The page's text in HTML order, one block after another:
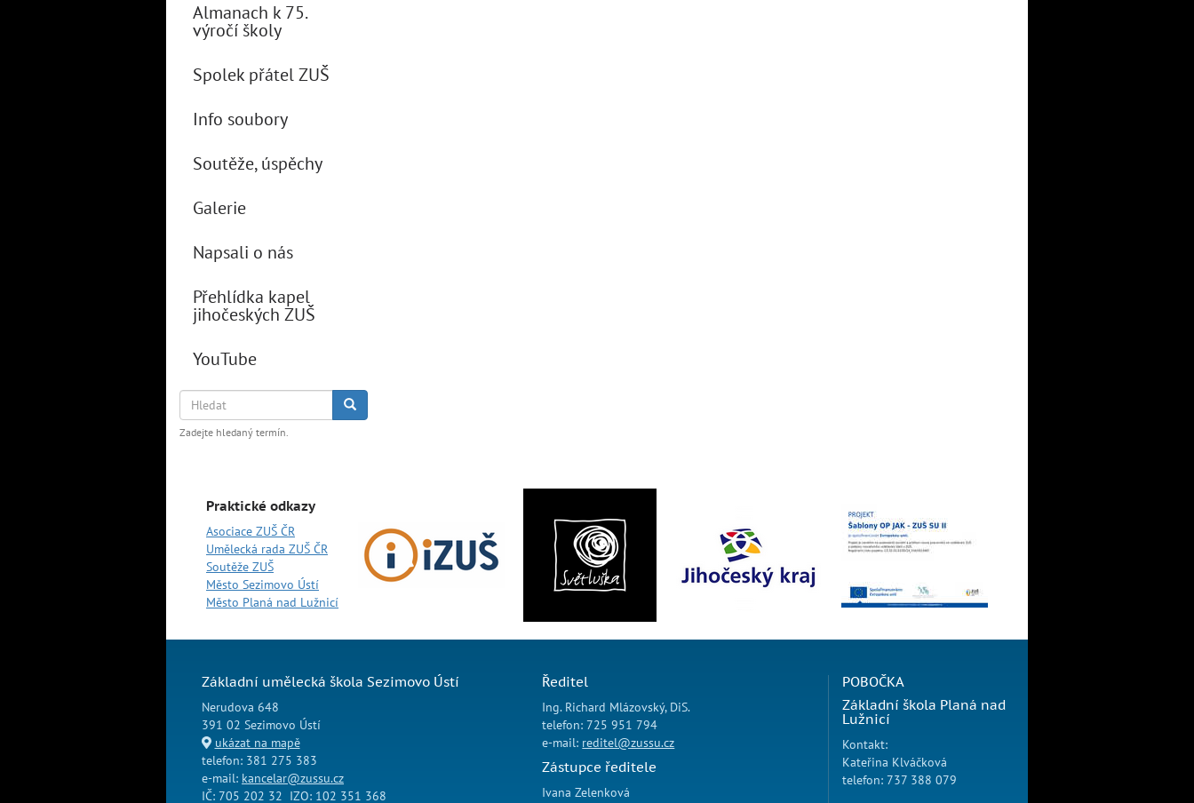
Almanach k 75.
výročí školy
Spolek přátel ZUŠ
Info soubory
Soutěže, úspěchy
Galerie
Napsali o nás
Přehlídka kapel
jihočeských ZUŠ
YouTube
Hledat Hledat
Zadejte hledaný termín.
Praktické odkazy
Asociace ZUŠ ČR
Umělecká rada ZUŠ ČR
Soutěže ZUŠ
Město Sezimovo Ústí
Město Planá nad Lužnicí
Základní umělecká škola Sezimovo Ústí
Nerudova 648
391 02 Sezimovo Ústí
ukázat na mapě
telefon: 381 275 383
e-mail: kancelar@zussu.cz
IČ: 705 202 32 IZO: 102 351 368
Ředitel
Ing. Richard Mlázovský, DiS.
telefon: 725 951 794
e-mail: reditel@zussu.cz
Zástupce ředitele
Ivana Zelenková
POBOČKA
Základní škola Planá nad
Lužnicí
Kontakt:
Kateřina Klváčková
telefon: 737 388 079